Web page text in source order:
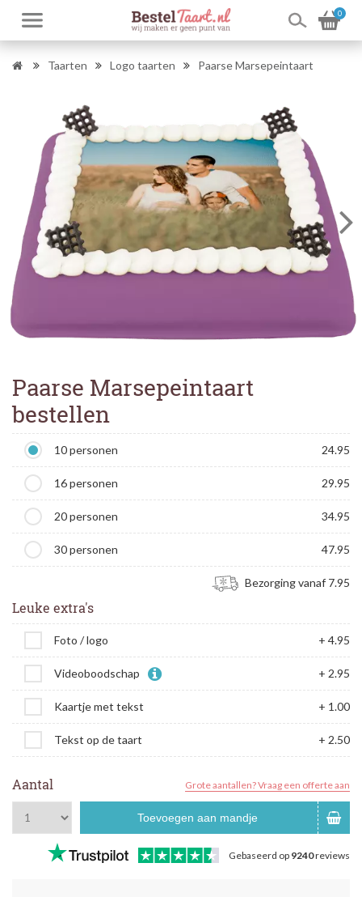
0
Taarten Logo taarten Paarse Marsepeintaart
Paarse Marsepeintaart
bestellen
10 personen 24.95
16 personen 29.95
20 personen 34.95
30 personen 47.95
Bezorging vanaf 7.95
Leuke extra's
Foto / logo + 4.95
Videoboodschap + 2.95
Kaartje met tekst + 1.00
Tekst op de taart + 2.50
Aantal Grote aantallen? Vraag een offerte aan
Toevoegen aan mandje
Gebaseerd op 9240reviews